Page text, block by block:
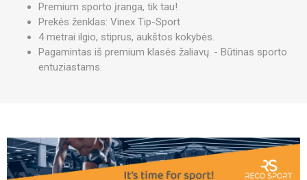
Premium sporto įranga, tik tau!
Prekės ženklas: Vinex Tip-Sport
4 metrai ilgio, stiprus, aukštos kokybės.
Pagamintas iš premium klasės žaliavų. - Būtinas sporto
entuziastams.